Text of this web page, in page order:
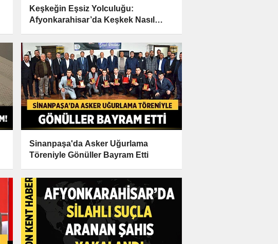
Keşkeğin Eşsiz Yolculuğu:
Afyonkarahisar’da Keşkek Nasıl
Sinanpaşa'da Asker Uğurlama
Töreniyle Gönüller Bayram Etti